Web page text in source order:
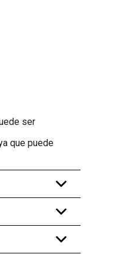
ser
que puede
+
+
+